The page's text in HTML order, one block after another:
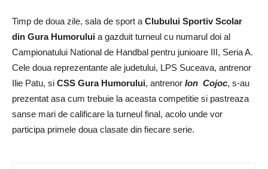
Timp de doua zile, sala de sport a Clubului Sportiv Scolar
din Gura Humorului a gazduit turneul cu numarul doi al
Campionatului National de Handbal pentru junioare III, Seria A.
Cele doua reprezentante ale judetului, LPS Suceava, antrenor
Ilie Patu, si CSS Gura Humorului, antrenor Ion Cojoc, s-au
prezentat asa cum trebuie la aceasta competitie si pastreaza
sanse mari de calificare la turneul final, acolo unde vor
participa primele doua clasate din fiecare serie.